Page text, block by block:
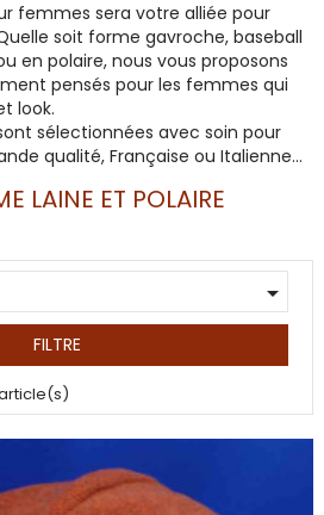
femmes sera votre alliée pour
soit forme gavroche, baseball
en polaire, nous vous proposons
pensés pour les femmes qui
look.
sélectionnées avec soin pour
qualité, Française ou Italienne...
LAINE ET POLAIRE

FILTRE